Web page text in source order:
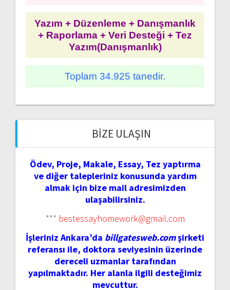
Yazım + Düzenleme + Danışmanlık
+ Raporlama + Veri Desteği + Tez
Yazım(Danışmanlık)
Toplam 34.925 tanedir.
BIZE ULAŞIN
Ödev, Proje, Makale, Essay, Tez yaptırma
ve diğer talepleriniz konusunda yardım
almak için bize mail adresimizden
ulaşabilirsiniz.
*** bestessayhomework@gmail.com
İşleriniz Ankara’da billgatesweb.comşirketi
referansı ile, doktora seviyesinin üzerinde
dereceli uzmanlar tarafından
yapılmaktadır. Her alanla ilgili desteğimiz
mevcuttur.